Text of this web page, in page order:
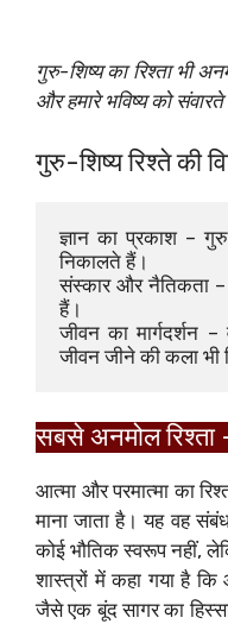
गुरु-शिष्य का रिश्ता भी
और हमारे भविष्य को
गुरु-शिष्य रिश्ते की
ज्ञान का प्रकाश –
निकालते हैं।
संस्कार और नैतिकता
हैं।
जीवन का मार्गदर्शन
जीवन जीने की कला भी
सबसे अनमोल रिश्ता
आत्मा और परमात्मा का
माना जाता है। यह वह
कोई भौतिक स्वरूप नहीं,
शास्त्रों में कहा गया है
जैसे एक बूंद सागर का